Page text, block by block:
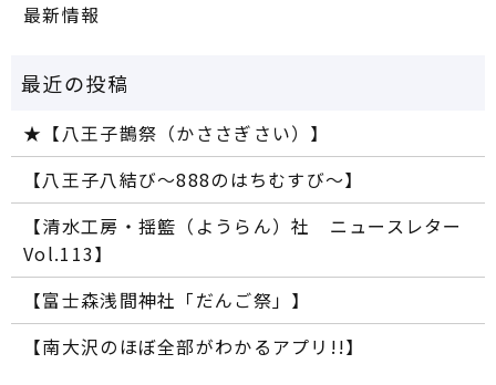
最新情報
★【八王子鵲祭（かささぎさい）】
【八王子八結び～888のはちむすび～】
【清水工房・揺籃（ようらん）社 ニュースレター
Vol.113】
【富士森浅間神社「だんご祭」】
【南大沢のほぼ全部がわかるアプリ!!】